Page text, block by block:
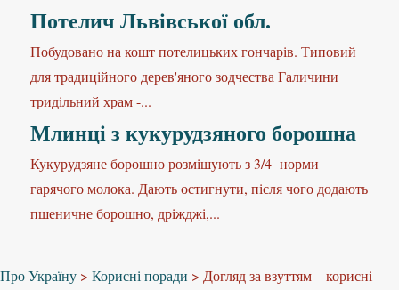
Потелич Львівської обл.
Побудовано на кошт потелицьких гончарів. Типовий
для традиційного дерев'яного зодчества Галичини
тридільний храм -...
Млинці з кукурудзяного борошна
Кукурудзяне борошно розмішують з 3/4 норми
гарячого молока. Дають остигнути, після чого додають
пшеничне борошно, дріжджі,...
Про Україну > Корисні поради > Догляд за взуттям – корисні